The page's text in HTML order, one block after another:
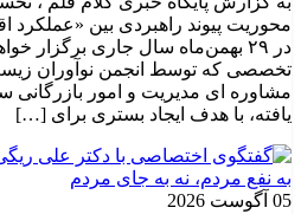
محوریت پیوند راهبردی بین «عملکرد
در ۲۹ بهمن‌ماه سال جاری برگزار
تخصصی که توسط انجمن نوآوران
مشاوره ای مدیریت و امور بازرگانی
یافته، با هدف ایجاد بستری برای […]
05 آگوست 2026